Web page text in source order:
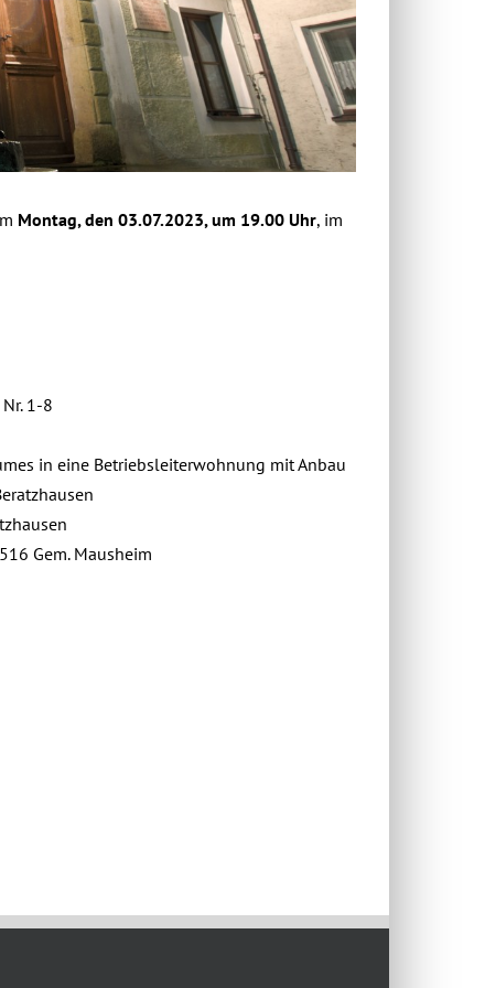
Montag, den 03.07.2023, um 19.00 Uhr, im
1-8
in eine Betriebsleiterwohnung mit Anbau
Gem. Mausheim